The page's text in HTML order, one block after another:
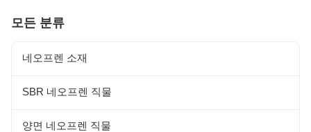
모든 분류
네오프렌 소재
SBR 네오프렌 직물
양면 네오프렌 직물